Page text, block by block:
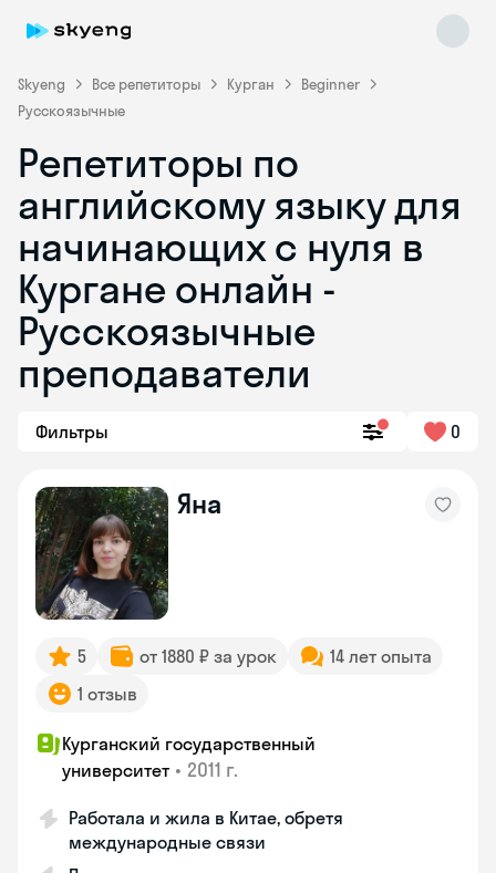
Skyeng Все репетиторы Курган
Beginner
Русскоязычные
Репетиторы по
английскому языку для
начинающих с нуля в
Кургане онлайн -
Русскоязычные
преподаватели
Фильтры 0
Яна
5 от 1880 ₽ за урок
14 лет опыта
1 отзыв
Курганский государственный
университет • 2011 г.
Работала и жила в Китае, обретя
международные связи
Skyeng Chat